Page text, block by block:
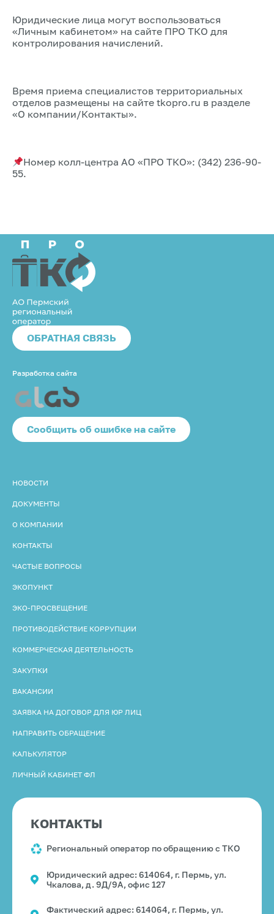
Юридические лица могут воспользоваться
«Личным кабинетом» на сайте ПРО ТКО для
контролирования начислений.
Время приема специалистов территориальных
отделов размещены на сайте tkopro.ru в разделе
«О компании/Контакты».
Номер колл-центра АО «ПРО ТКО»: (342) 236-90-
55.
ОБРАТНАЯ СВЯЗЬ
Разработка сайта
Cообщить об ошибке на сайте
НОВОСТИ
ДОКУМЕНТЫ
О КОМПАНИИ
КОНТАКТЫ
ЧАСТЫЕ ВОПРОСЫ
ЭКОПУНКТ
ЭКО-ПРОСВЕЩЕНИЕ
ПРОТИВОДЕЙСТВИЕ КОРРУПЦИИ
КОММЕРЧЕСКАЯ ДЕЯТЕЛЬНОСТЬ
ЗАКУПКИ
ВАКАНСИИ
ЗАЯВКА НА ДОГОВОР ДЛЯ ЮР ЛИЦ
НАПРАВИТЬ ОБРАЩЕНИЕ
КАЛЬКУЛЯТОР
ЛИЧНЫЙ КАБИНЕТ ФЛ
КОНТАКТЫ
Региональный оператор по обращению с ТКО
Юридический адрес: 614064, г. Пермь, ул.
Чкалова, д. 9Д/9А, офис 127
Фактический адрес: 614064, г. Пермь, ул.